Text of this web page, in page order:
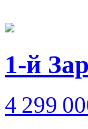
1-й
4 299